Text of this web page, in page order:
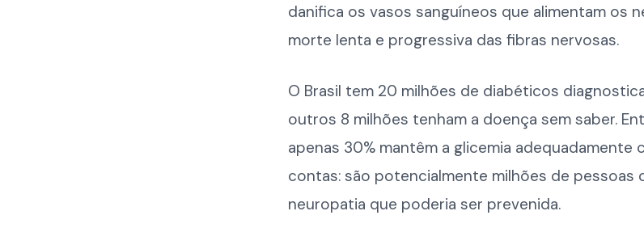
danifica os vasos sanguíneos que alimentam os
morte lenta e progressiva das fibras nervosas.
O Brasil tem 20 milhões de diabéticos
outros 8 milhões tenham a doença sem saber.
apenas 30% mantêm a glicemia adequadamente
contas: são potencialmente milhões de pessoas
neuropatia que poderia ser prevenida.